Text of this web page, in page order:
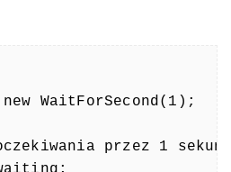
WaitForSecond(1);
przez 1